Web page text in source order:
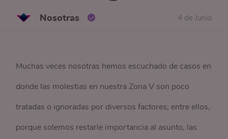
Nosotras 4 de Junio
Muchas veces nosotras hemos escuchado de casos en
donde las molestias en nuestra Zona V son poco
tratadas o ignoradas por diversos factores; entre ellos,
porque solemos restarle importancia al asunto, las